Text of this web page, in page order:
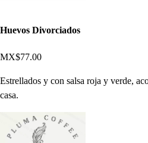
Huevos Divorciados
MX$77.00
Estrellados y con salsa roja y verde,
casa.